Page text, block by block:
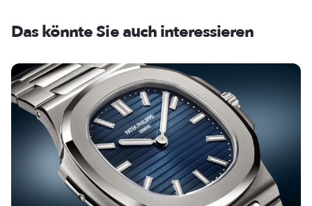
Das könnte Sie auch interessieren